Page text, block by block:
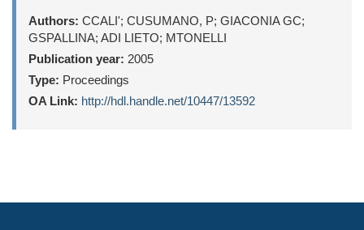
Authors: CCALI'; CUSUMANO, P; GIACONIA GC;
GSPALLINA; ADI LIETO; MTONELLI
Publication year: 2005
Type: Proceedings
OA Link: http://hdl.handle.net/10447/13592